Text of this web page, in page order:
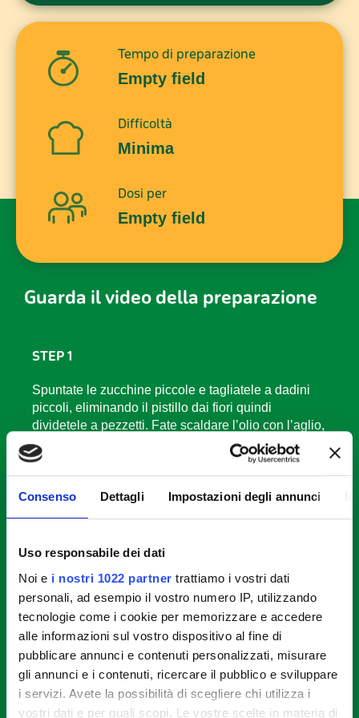
Consenso Dettagli Impostazioni degli annunci
Uso responsabile dei dati
Noi e i nostri 1022 partner trattiamo i vostri dati
personali, ad esempio il vostro numero IP, utilizzando
tecnologie come i cookie per memorizzare e accedere
alle informazioni sul vostro dispositivo al fine di
pubblicare annunci e contenuti personalizzati, misurare
gli annunci e i contenuti, ricercare il pubblico e sviluppare
i servizi. Avete la possibilità di scegliere chi utilizza i
vostri dati e per quali scopi. Le vostre scelte in materia di
Tempo di preparazione
Empty field
Difficoltà
Minima
Dosi per
Empty field
STEP 1
Spuntate le zucchine piccole e tagliatele a dadini
piccoli, eliminando il pistillo dai fiori quindi
dividetele a pezzetti. Fate scaldare l’olio con l’aglio,
aggiungete le zucchine e fatele cuocere 3-4 minuti,
poco prima del termine della cottura aggiungete i
fiori, sale e pepe.
In una ciotola mettete la carne trita con il formaggio
grattugiato e l’uovo; aggiungete sale e pepe, le erbe
aromatiche tritate e mescolare bene.
STEP 3
Unite le zucchine ed i fiori quindi amalgamate.
Guarda il video della preparazione